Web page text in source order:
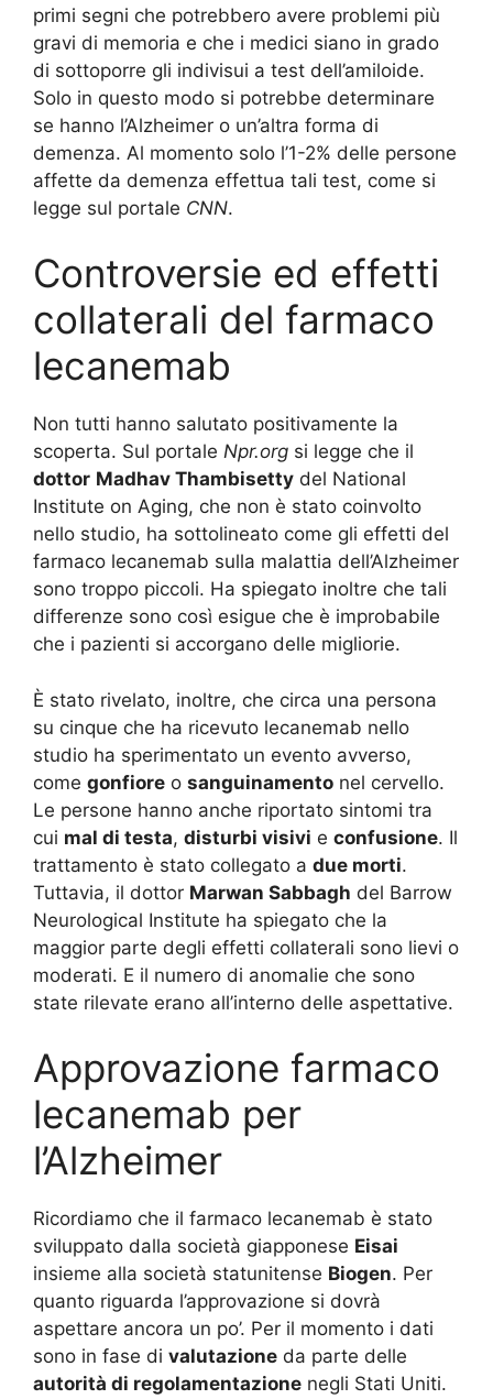
primi segni che potrebbero avere problemi più
gravi di memoria e che i medici siano in grado
di sottoporre gli indivisui a test dell’amiloide.
Solo in questo modo si potrebbe determinare
se hanno l’Alzheimer o un’altra forma di
demenza. Al momento solo l’1-2% delle persone
affette da demenza effettua tali test, come si
legge sul portale CNN.
Controversie ed effetti
collaterali del farmaco
lecanemab
Non tutti hanno salutato positivamente la
scoperta. Sul portale Npr.org si legge che il
dottor Madhav Thambisetty del National
Institute on Aging, che non è stato coinvolto
nello studio, ha sottolineato come gli effetti del
farmaco lecanemab sulla malattia dell’Alzheimer
sono troppo piccoli. Ha spiegato inoltre che tali
differenze sono così esigue che è improbabile
che i pazienti si accorgano delle migliorie.
È stato rivelato, inoltre, che circa una persona
su cinque che ha ricevuto lecanemab nello
studio ha sperimentato un evento avverso,
come gonfiore o sanguinamento nel cervello.
Le persone hanno anche riportato sintomi tra
cui mal di testa, disturbi visivi e confusione. Il
trattamento è stato collegato a due morti.
Tuttavia, il dottor Marwan Sabbagh del Barrow
Neurological Institute ha spiegato che la
maggior parte degli effetti collaterali sono lievi o
moderati. E il numero di anomalie che sono
state rilevate erano all’interno delle aspettative.
Approvazione farmaco
lecanemab per
l’Alzheimer
Ricordiamo che il farmaco lecanemab è stato
sviluppato dalla società giapponese Eisai
insieme alla società statunitense Biogen. Per
quanto riguarda l’approvazione si dovrà
aspettare ancora un po’. Per il momento i dati
sono in fase di valutazione da parte delle
autorità di regolamentazione negli Stati Uniti.